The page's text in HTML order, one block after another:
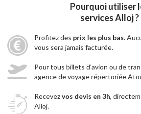
Pourquoi utiliser
services Alloj ?
Profitez des prix les plus bas.
vous sera jamais facturée.
Pour tous billets d'avion ou de
agence de voyage répertoriée
Recevezvos devis en 3h,
Alloj.